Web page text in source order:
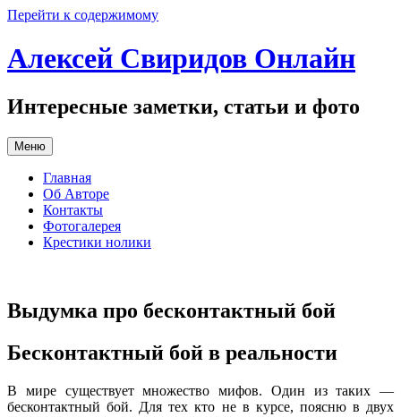
Перейти к содержимому
Алексей Свиридов Онлайн
Интересные заметки, статьи и фото
Меню
Главная
Об Авторе
Контакты
Фотогалерея
Крестики нолики
Выдумка про бесконтактный бой
Бесконтактный бой в реальности
В мире существует множество мифов. Один из таких —
бесконтактный бой. Для тех кто не в курсе, поясню в двух